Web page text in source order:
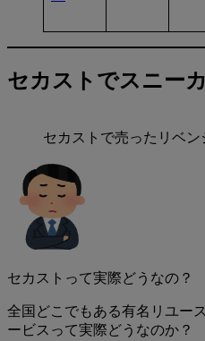
セカストでスニー
セカストで売ったリベン
セカストって実際どうなの？
全国どこでもある有名リユー
ービスって実際どうなのか？